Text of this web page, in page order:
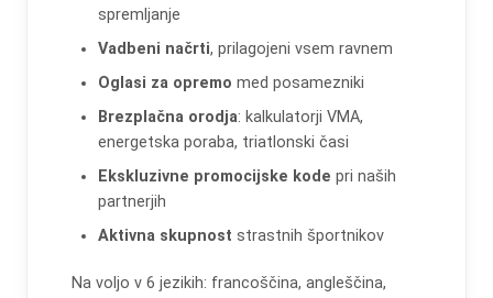
spremljanje
Vadbeni načrti, prilagojeni vsem ravnem
Oglasi za opremo med posamezniki
Brezplačna orodja: kalkulatorji VMA,
energetska poraba, triatlonski časi
Ekskluzivne promocijske kode pri naših
partnerjih
Aktivna skupnost strastnih športnikov
Na voljo v 6 jezikih: francoščina, angleščina,